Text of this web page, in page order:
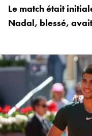
Le match était
Nadal, blessé,